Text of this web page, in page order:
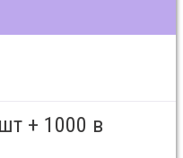
+ 1000 в